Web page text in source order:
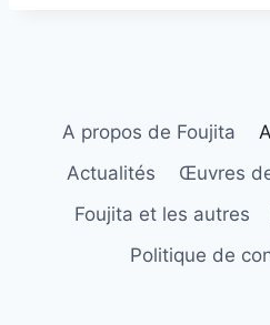
A propos de Foujita
Actualités
Œuvres
Foujita et les autres
Politique de